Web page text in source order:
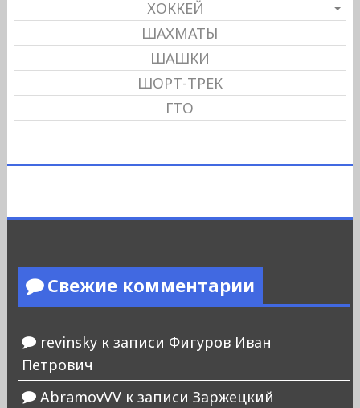
ХОККЕЙ
ШАХМАТЫ
ШАШКИ
ШОРТ-ТРЕК
ГТО
Свежие комментарии
revinskyк записи Фигуров Иван
Петрович
AbramovVVк записи Заржецкий